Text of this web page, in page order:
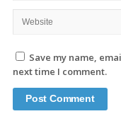
Save my name,
next time I comment.